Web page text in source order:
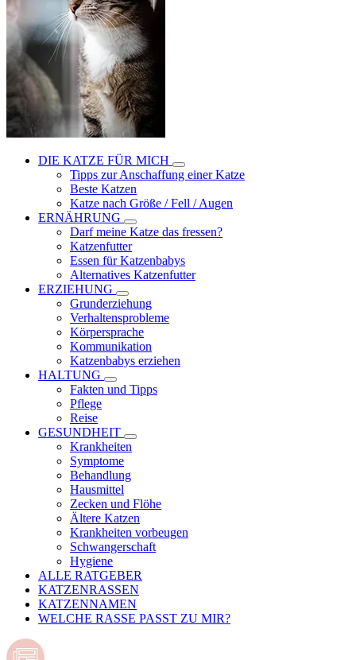
DIE KATZE FÜR MICH
Tipps zur Anschaffung einer Katze
Beste Katzen
Katze nach Größe / Fell / Augen
ERNÄHRUNG
Darf meine Katze das fressen?
Katzenfutter
Essen für Katzenbabys
Alternatives Katzenfutter
ERZIEHUNG
Grunderziehung
Verhaltensprobleme
Körpersprache
Kommunikation
Katzenbabys erziehen
HALTUNG
Fakten und Tipps
Pflege
Reise
GESUNDHEIT
Krankheiten
Symptome
Behandlung
Hausmittel
Zecken und Flöhe
Ältere Katzen
Krankheiten vorbeugen
Schwangerschaft
Hygiene
ALLE RATGEBER
KATZENRASSEN
KATZENNAMEN
WELCHE RASSE PASST ZU MIR?